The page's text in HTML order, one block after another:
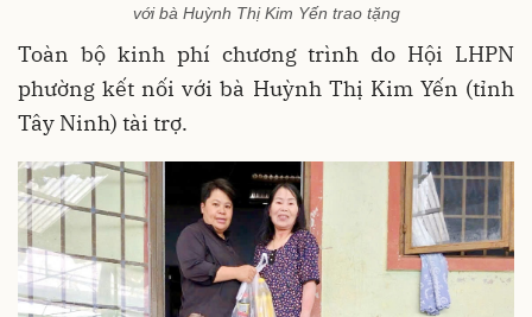
với bà Huỳnh Thị Kim Yến trao tặng
Toàn bộ kinh phí chương trình do Hội LHPN
phường kết nối với bà Huỳnh Thị Kim Yến (tỉnh
Tây Ninh) tài trợ.